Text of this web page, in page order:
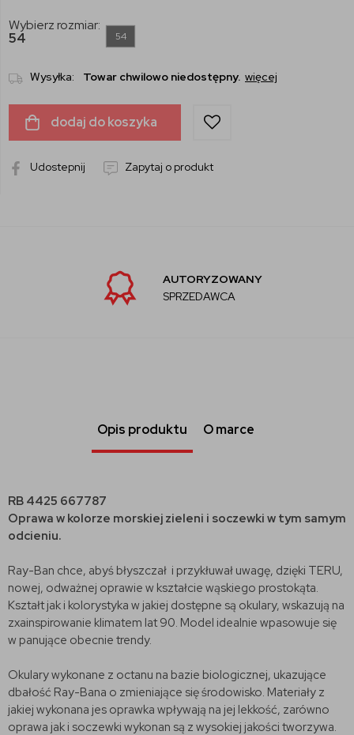
Wybierz rozmiar:
54
54
Wysyłka: Towar chwilowo niedostępny. więcej
dodaj do koszyka
Udostepnij Zapytaj o produkt
AUTORYZOWANY
SPRZEDAWCA
Opis produktu O marce
RB 4425 667787
Oprawa w kolorze morskiej zieleni i soczewki w tym samym
odcieniu.
Ray-Ban chce, abyś błyszczał i przykłuwał uwagę, dzięki TERU,
nowej, odważnej oprawie w kształcie wąskiego prostokąta.
Kształt jak i kolorystyka w jakiej dostępne są okulary, wskazują na
zxainspirowanie klimatem lat 90. Model idealnie wpasowuje się
w panujące obecnie trendy.
Okulary wykonane z octanu na bazie biologicznej, ukazujące
dbałość Ray-Bana o zmieniające się środowisko. Materiały z
jakiej wykonana jes oprawka wpływają na jej lekkość, zarówno
oprawa jak i soczewki wykonan są z wysokiej jakości tworzywa.